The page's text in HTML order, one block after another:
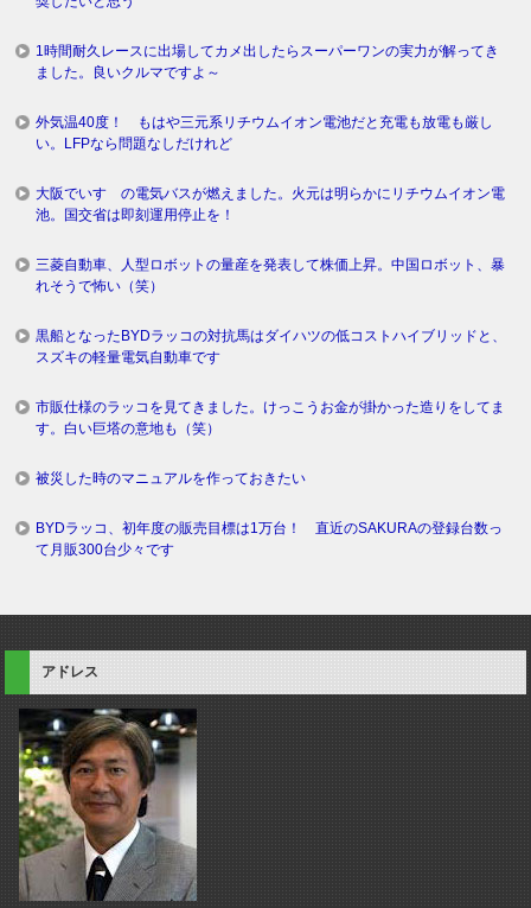
1時間耐久レースに出場してカメ出したらスーパーワンの実力が解ってき
ました。良いクルマですよ～
外気温40度！ もはや三元系リチウムイオン電池だと充電も放電も厳し
い。LFPなら問題なしだけれど
大阪でいすゞの電気バスが燃えました。火元は明らかにリチウムイオン電
池。国交省は即刻運用停止を！
三菱自動車、人型ロボットの量産を発表して株価上昇。中国ロボット、暴
れそうで怖い（笑）
黒船となったBYDラッコの対抗馬はダイハツの低コストハイブリッドと、
スズキの軽量電気自動車です
市販仕様のラッコを見てきました。けっこうお金が掛かった造りをしてま
す。白い巨塔の意地も（笑）
被災した時のマニュアルを作っておきたい
BYDラッコ、初年度の販売目標は1万台！ 直近のSAKURAの登録台数っ
て月販300台少々です
アドレス